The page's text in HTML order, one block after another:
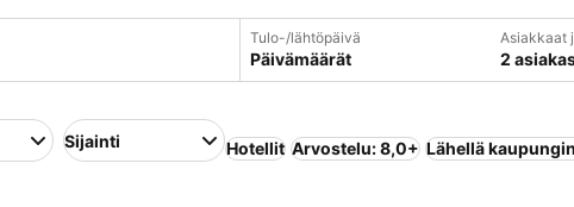
Tulo-/lähtöpäivä
Päivämäärät
Asiakkaat
2
Sijainti Hotellit Arvostelu: 8,0+ Lähellä